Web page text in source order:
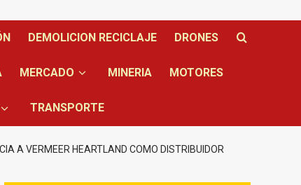
DEMOLICION RECICLAJE DRONES
MERCADO MINERIA MOTORES
TRANSPORTE
A VERMEER HEARTLAND COMO DISTRIBUIDOR